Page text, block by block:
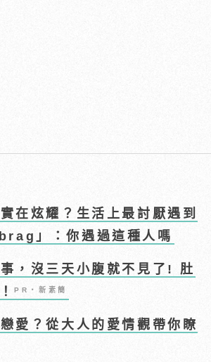
在炫耀？生活上最討厭遇到
」：你遇過這種人嗎
，沒三天小腹就不見了! 肚
PR・新素簡
愛？從大人的愛情觀帶你瞭